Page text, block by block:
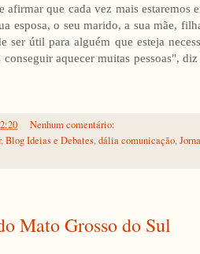
que cada vez mais estaremos
esposa, o seu marido, a sua mãe,
útil para alguém que esteja
aquecer muitas pessoas",
Nenhum comentário:
,Blog Ideias e Debates,dália comunicação,
Mato Grosso do Sul